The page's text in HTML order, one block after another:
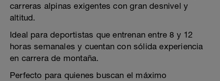
carreras alpinas exigentes con gran desnivel y
altitud.
Ideal para deportistas que entrenan entre 8 y 12
horas semanales y cuentan con sólida experiencia
en carrera de montaña.
Perfecto para quienes buscan el máximo